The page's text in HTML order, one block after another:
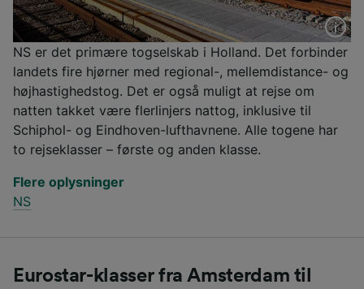
NS er det primære togselskab i Holland. Det forbinder
landets fire hjørner med regional-, mellemdistance- og
højhastighedstog. Det er også muligt at rejse om
natten takket være flerlinjers nattog, inklusive til
Schiphol- og Eindhoven-lufthavnene. Alle togene har
to rejseklasser – første og anden klasse.
Flere oplysninger
NS
Eurostar-klasser fra Amsterdam til